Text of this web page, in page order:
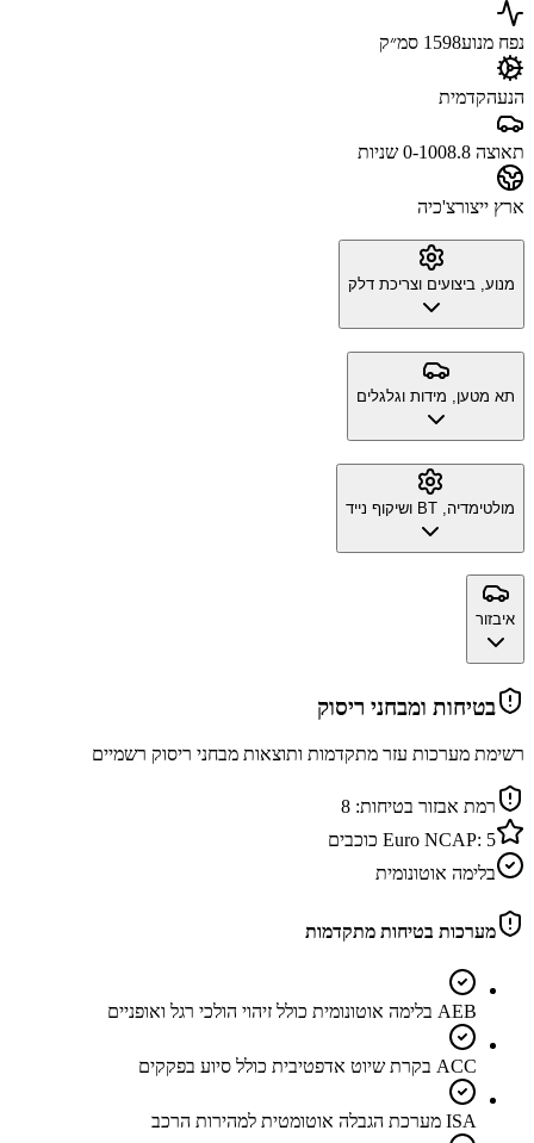
נפח מנוע1598 סמ״ק
הנעהקדמית
תאוצה 0-100 8.8 שניות
ארץ ייצורצ'כיה
מנוע, ביצועים וצריכת דלק
תא מטען, מידות וגלגלים
מולטימדיה, BT ושיקוף נייד
איבזור
בטיחות ומבחני ריסוק
רשימת מערכות עזר מתקדמות ותוצאות מבחני ריסוק רשמיים
רמת אבזור בטיחות: 8
Euro NCAP: 5
כוכבים
בלימה אוטונומית
מערכות בטיחות מתקדמות
AEB בלימה אוטונומית כולל זיהוי הולכי רגל ואופניים
ACC בקרת שיוט אדפטיבית כולל סיוע בפקקים
ISA מערכת הגבלה אוטומטית למהירות הרכב